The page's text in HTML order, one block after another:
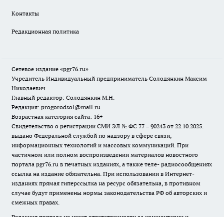
Контакты
Редакционная политика
Сетевое издание «pgr76.ru»
Учредитель Индивидуальный предприниматель Солодянкин Максим
Николаевич
Главный редактор: Солодянкин М.Н.
Редакция: progorodsol@mail.ru
Возрастная категория сайта: 16+
Свидетельство о регистрации СМИ ЭЛ № ФС 77 – 90243 от 22.10.2025.
выдано Федеральной службой по надзору в сфере связи,
информационных технологий и массовых коммуникаций. При
частичном или полном воспроизведении материалов новостного
портала pgr76.ru в печатных изданиях, а также теле- радиосообщениях
ссылка на издание обязательна. При использовании в Интернет-
изданиях прямая гиперссылка на ресурс обязательна, в противном
случае будут применены нормы законодательства РФ об авторских и
смежных правах.